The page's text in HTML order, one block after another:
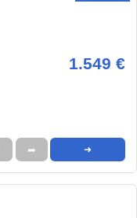
1.549 €
➦ ➜